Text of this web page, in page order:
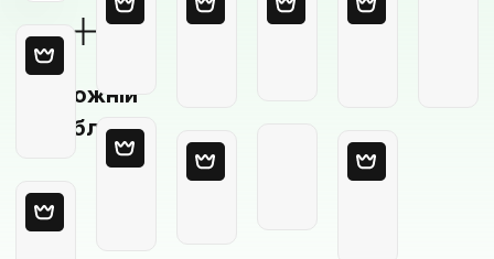
Порожній
шаблон